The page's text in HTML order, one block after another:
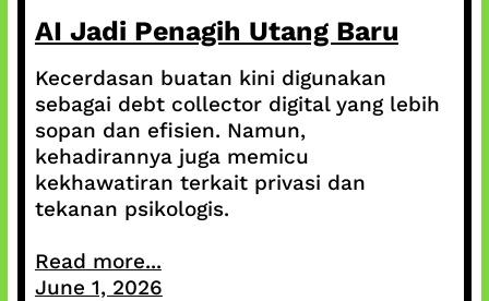
AI Jadi Penagih Utang Baru
Kecerdasan buatan kini digunakan
sebagai debt collector digital yang lebih
sopan dan efisien. Namun,
kehadirannya juga memicu
kekhawatiran terkait privasi dan
tekanan psikologis.
Read more...
June 1, 2026